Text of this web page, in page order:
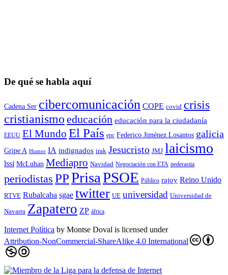
De qué se habla aquí
Cadena Ser cibercomunicación COPE covid crisis
cristianismo educación educación para la ciudadaní­a
EEUU El Mundo El País epc Federico Jiménez Losantos galicia
Gripe A Humor IA indignados irak Jesucristo JMJ laicismo
lssi McLuhan Mediapro Navidad Negociación con ETA pederastia
periodistas PPPrisaPSOE Público rajoy Reino Unido
RTVE Rubalcaba sgae twitter UE universidad Universidad de
Navarra Zapatero ZP áfrica
Internet Política by Montse Doval is licensed under
Attribution-NonCommercial-ShareAlike 4.0 International